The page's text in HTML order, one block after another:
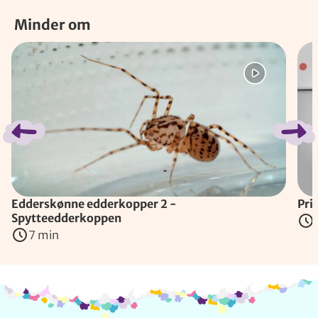
Minder om
Spring bånd over
Edderskønne edderkopper 2 -
Spytteedderkoppen
7 min
Info og kontakt